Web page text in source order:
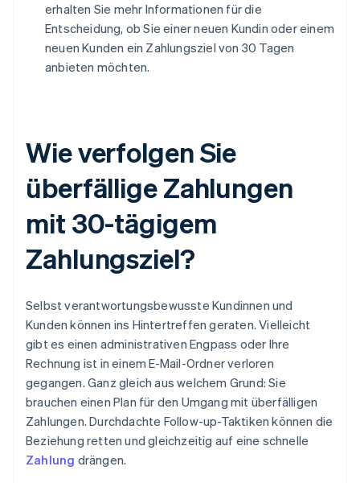
erhalten Sie mehr Informationen für die
Entscheidung, ob Sie einer neuen Kundin oder einem
neuen Kunden ein Zahlungsziel von 30 Tagen
anbieten möchten.
Wie verfolgen Sie
überfällige Zahlungen
mit 30-tägigem
Zahlungsziel?
Selbst verantwortungsbewusste Kundinnen und
Kunden können ins Hintertreffen geraten. Vielleicht
gibt es einen administrativen Engpass oder Ihre
Rechnung ist in einem E-Mail-Ordner verloren
gegangen. Ganz gleich aus welchem Grund: Sie
brauchen einen Plan für den Umgang mit überfälligen
Zahlungen. Durchdachte Follow-up-Taktiken können die
Beziehung retten und gleichzeitig auf eine schnelle
Zahlung drängen.